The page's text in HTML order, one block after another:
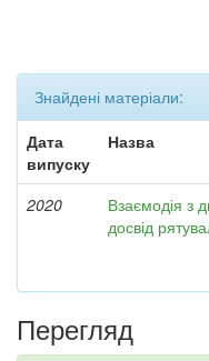
Знайдені матеріали:
Дата
випуску
Назва
2020
Взаємодія з
досвід
Перегляд